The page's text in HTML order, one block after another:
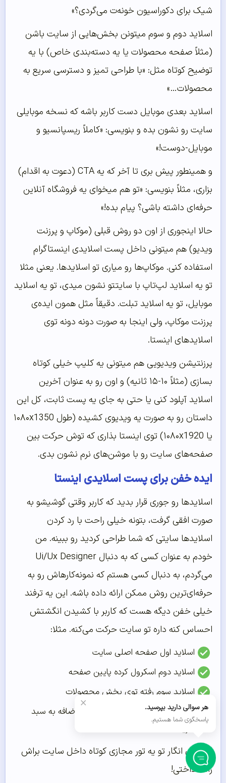
شیک برای دکوراسیون خونه‌ت می‌گردی؟»
اسلاید دوم و سوم میتونن بخش‌هایی از سایت باشن
(مثلاً صفحه محصولات یا یه دسته‌بندی خاص) با یه
توضیح کوتاه مثل: «با طراحی تمیز و دسترسی سریع به
محصولات…»
اسلاید بعدی موبایل دست کاربر باشه که نسخه موبایلی
سایت رو نشون بده و بنویسی: «کاملاً ریسپانسیو و
موبایل-دوست!»
و همینطور پیش بری تا آخر که یه CTA (دعوت به اقدام)
بزاری، مثلاً بنویسی: «تو هم میخوای یه فروشگاه آنلاین
حرفه‌ای داشته باشی؟ پیام بده!»
حالا اینجوری از اون دو روش قبلی (موکاپ و پرزنت
ویدیو) هم میتونی داخل پست اسلایدی اینستاگرام
استفاده کنی. موکاپ‌ها رو میاری تو اسلایدها. یعنی مثلا
تو یه اسلاید لپ‌تاپ با سایتتو نشون میدی، تو یه اسلاید
موبایل، تو یه اسلاید تبلت. دقیقاً مثل همون ایده‌ی
پرزنت موکاپ، ولی اینجا به صورت دونه دونه توی
اسلایدهای اینستا.
پرزنتیشن ویدیویی هم میتونی یه کلیپ خیلی کوتاه
بسازی (مثلاً ۱۰-۱۵ ثانیه) و اون رو به عنوان آخرین
اسلاید آپلود کنی یا حتی به جای یه پست ثابت، کل این
داستان رو به صورت یه ویدیوی کشیده (طول ۱۰۸۰x1350
یا ۱۰۸۰x1920) توی اینستا بذاری که توش حرکت بین
صفحه‌های سایت رو با موشن‌های نرم نشون بدی.
ایده خفن برای پست اسلایدی اینستا
اسلایدها رو جوری قرار بدید که کاربر وقتی گوشیشو به
صورت افقی گرفت، بتونه خیلی راحت با رد کردن
اسلایدها سایتی که شما طراحی کردید رو ببینه. من
خودم به عنوان کسی که به دنبال Ui/Ux Designer
می‌گردم، به دنبال کسی هستم که نمونه‌کارهاش رو به
حرفه‌ای‌ترین روش ممکن ارائه داده باشه. این یه ترفند
خیلی خفن دیگه هست که کاربر با کشیدن انگشتش
احساس کنه داره تو سایت حرکت می‌کنه. مثلا:
اسلاید اول صفحه اصلی سایت
اسلاید دوم اسکرول کرده پایین صفحه
اسلاید سوم رفته توی بخش محصولات
اسلاید چهارم انتخاب یه محصول و اضافه به سبد
اینطوری انگار تو یه تور مجازی کوتاه داخل سایت براش
راه انداختی!
× هر سوالی دارید بپرسید.
پاسخگوی شما هستیم.